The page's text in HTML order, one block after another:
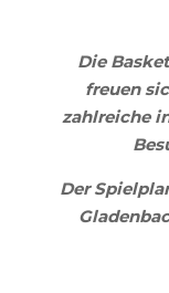
Die
freuen
zahlreiche
Der